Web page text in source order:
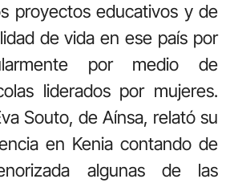
proyectos educativos y de
de vida en ese país por
por medio de
liderados por mujeres.
Souto, de Aínsa, relató su
en Kenia contando de
algunas de las